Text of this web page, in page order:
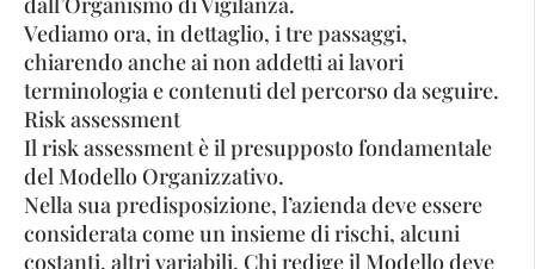
Vediamo ora, in dettaglio, i tre passaggi,
chiarendo anche ai non addetti ai lavori
terminologia e contenuti del percorso da seguire.
Risk assessment
Il risk assessment è il presupposto fondamentale
del Modello Organizzativo.
Nella sua predisposizione, l’azienda deve essere
considerata come un insieme di rischi, alcuni
costanti, altri variabili. Chi redige il Modello deve